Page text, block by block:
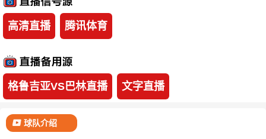
高清直播 腾讯体育
格鲁吉亚VS巴林直播 文字直播
球队介绍